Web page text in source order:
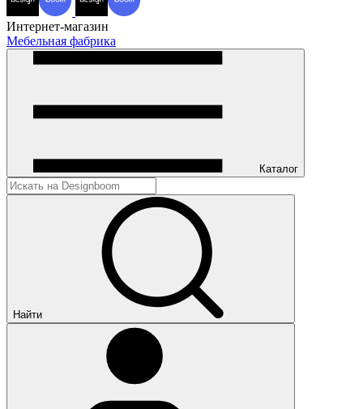
Интернет-магазин
Мебельная фабрика
Каталог
Найти